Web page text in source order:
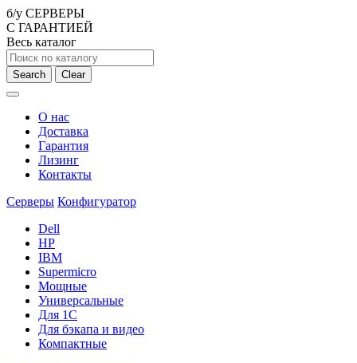
б/у СЕРВЕРЫ
С ГАРАНТИЕЙ
Весь каталог
Search Clear
О нас
Доставка
Гарантия
Лизинг
Контакты
Серверы Конфигуратор
Dell
HP
IBM
Supermicro
Мощные
Универсальные
Для 1С
Для бэкапа и видео
Компактные